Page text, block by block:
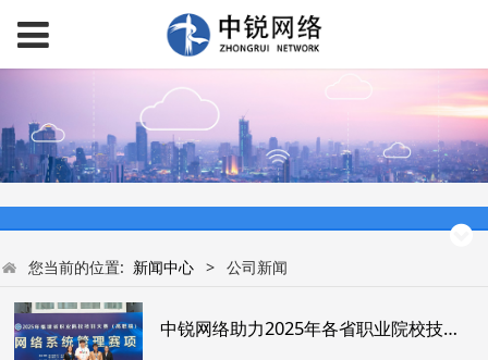
您当前的位置: 新闻中心 > 公司新闻
中锐网络助力2025年各省职业院校技能大赛"网络系统管理"赛项圆满举办